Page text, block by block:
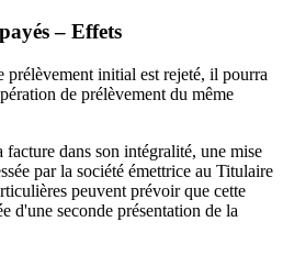
– Effets
prélèvement initial est rejeté, il pourra
de prélèvement du même
facture dans son intégralité, une mise
par la société émettrice au Titulaire
peuvent prévoir que cette
d'une seconde présentation de la